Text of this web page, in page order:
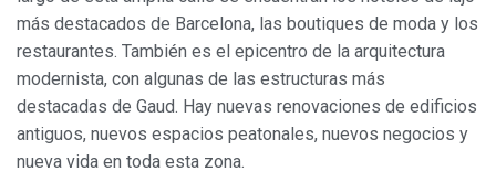
más destacados de Barcelona, las boutiques de moda y los
restaurantes. También es el epicentro de la arquitectura
modernista, con algunas de las estructuras más
destacadas de Gaud. Hay nuevas renovaciones de edificios
antiguos, nuevos espacios peatonales, nuevos negocios y
nueva vida en toda esta zona.
de configurar su navegador pudiendo, si así lo desea,
impedir que sean instaladas en su disco duro, aunque
deberá tener en cuenta que dicha acción podrá ocasionar
dificultades de navegación de la página web.
Analíticas y personalización
Permiten realizar el seguimiento y análisis del